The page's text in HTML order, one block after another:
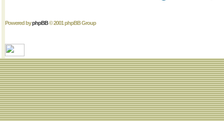
Powered byphpBB© 2001 phpBB Group